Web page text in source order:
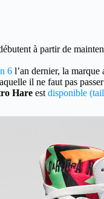
à partir de
6 l’an dernier, la
il ne faut pas
Hare est disponible